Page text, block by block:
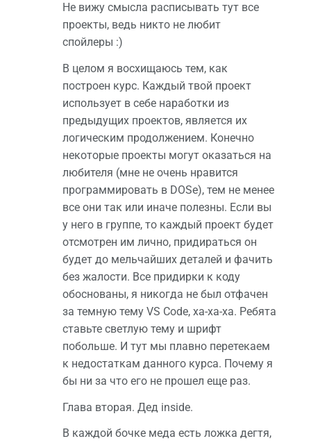
Не вижу смысла расписывать тут все
проекты, ведь никто не любит
спойлеры :)
В целом я восхищаюсь тем, как
построен курс. Каждый твой проект
использует в себе наработки из
предыдущих проектов, является их
логическим продолжением. Конечно
некоторые проекты могут оказаться на
любителя (мне не очень нравится
программировать в DOSе), тем не менее
все они так или иначе полезны. Если вы
у него в группе, то каждый проект будет
отсмотрен им лично, придираться он
будет до мельчайших деталей и фачить
без жалости. Все придирки к коду
обоснованы, я никогда не был отфачен
за темную тему VS Code, ха-ха-ха. Ребята
ставьте светлую тему и шрифт
побольше. И тут мы плавно перетекаем
к недостаткам данного курса. Почему я
бы ни за что его не прошел еще раз.
Глава вторая. Дед inside.
В каждой бочке меда есть ложка дегтя,